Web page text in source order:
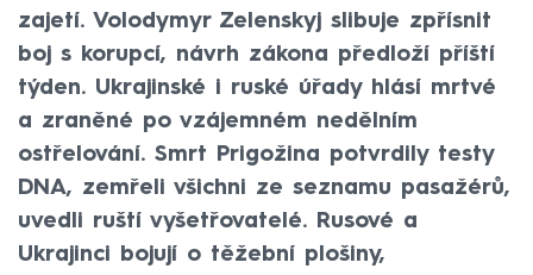
zajetí. Volodymyr Zelenskyj slibuje zpřísnit
boj s korupcí, návrh zákona předloží příští
týden. Ukrajinské i ruské úřady hlásí mrtvé
a zraněné po vzájemném nedělním
ostřelování. Smrt Prigožina potvrdily testy
DNA, zemřeli všichni ze seznamu pasažérů,
uvedli ruští vyšetřovatelé. Rusové a
Ukrajinci bojují o těžební plošiny,